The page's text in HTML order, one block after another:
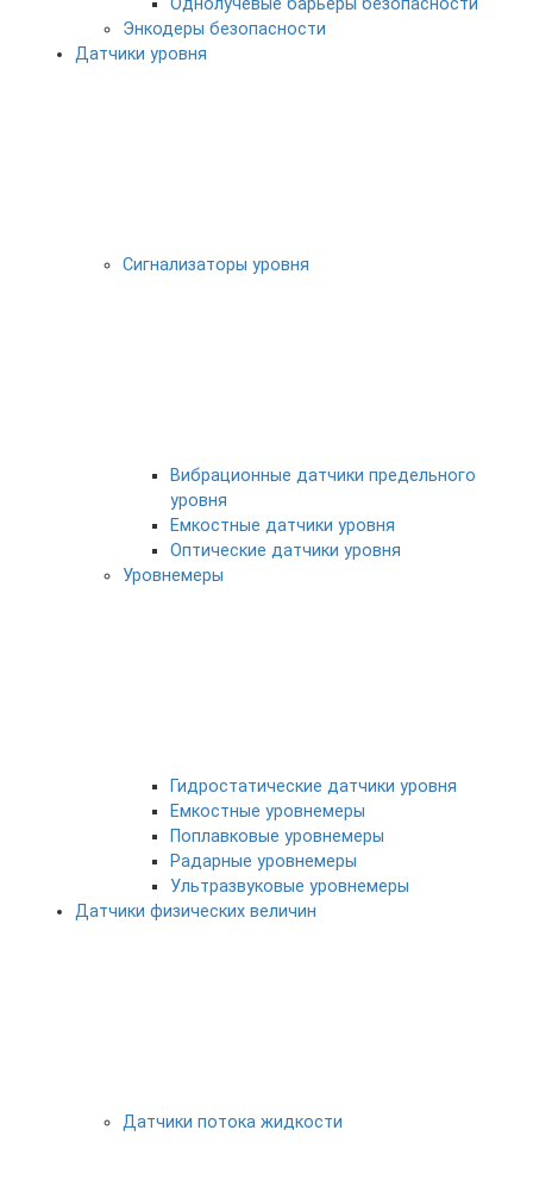
Однолучевые барьеры безопасности
Энкодеры безопасности
Датчики уровня
Сигнализаторы уровня
Вибрационные датчики предельного
уровня
Емкостные датчики уровня
Оптические датчики уровня
Уровнемеры
Гидростатические датчики уровня
Емкостные уровнемеры
Поплавковые уровнемеры
Радарные уровнемеры
Ультразвуковые уровнемеры
Датчики физических величин
Датчики потока жидкости